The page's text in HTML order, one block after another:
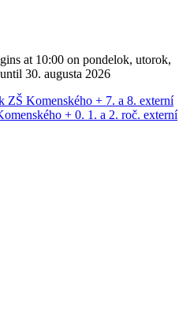
at 10:00 on pondelok, utorok,
30. augusta 2026
ZŠ Komenského + 7. a 8. externí
+ 0. 1. a 2. roč. externí